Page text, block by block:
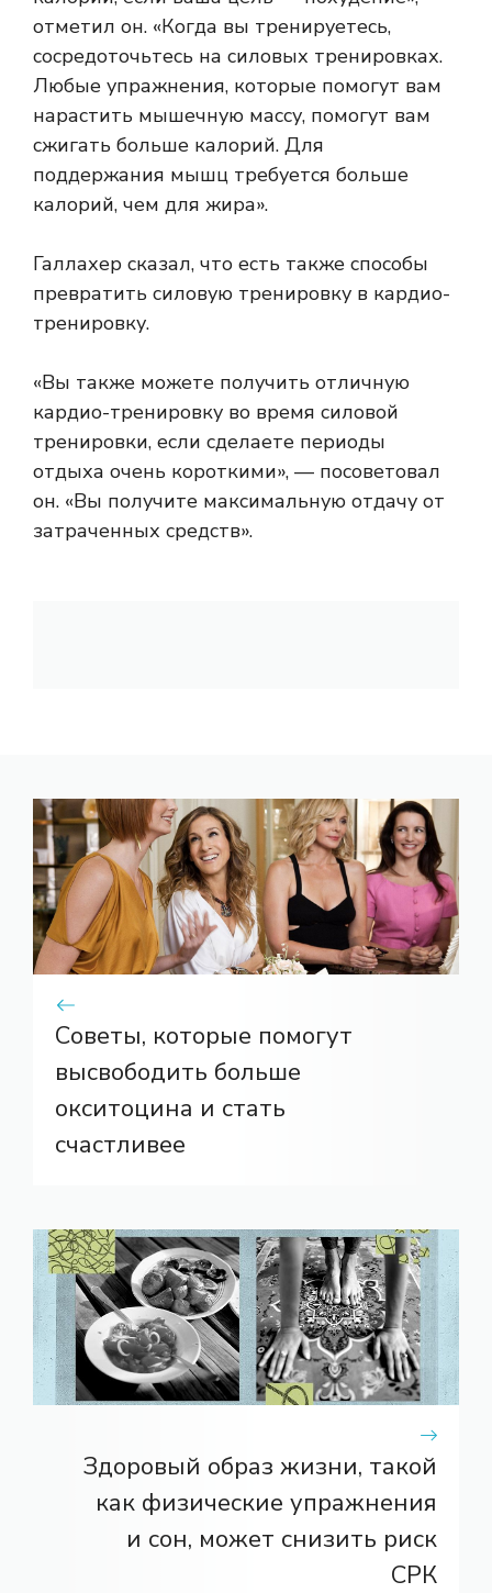
отметил он. «Когда вы тренируетесь,
сосредоточьтесь на силовых тренировках.
Любые упражнения, которые помогут вам
нарастить мышечную массу, помогут вам
сжигать больше калорий. Для
поддержания мышц требуется больше
калорий, чем для жира».
Галлахер сказал, что есть также способы
превратить силовую тренировку в кардио-
тренировку.
«Вы также можете получить отличную
кардио-тренировку во время силовой
тренировки, если сделаете периоды
отдыха очень короткими», — посоветовал
он. «Вы получите максимальную отдачу от
затраченных средств».
Советы, которые помогут
высвободить больше
окситоцина и стать
счастливее
Здоровый образ жизни, такой
как физические упражнения
и сон, может снизить риск
СРК